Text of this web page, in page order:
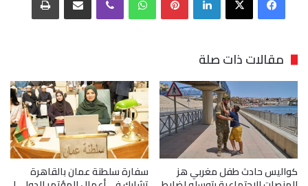
مقالات ذات صلة
كواليس حادث طفل مغربي هز سفارة سلطنة عمان بالقاهرة